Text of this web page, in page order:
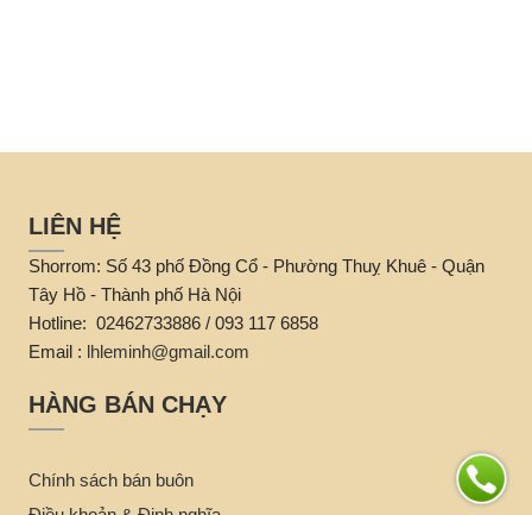
LIÊN HỆ
Shorrom: Số 43 phố Đồng Cổ - Phường Thuỵ Khuê - Quận
Tây Hồ - Thành phố Hà Nội
Hotline: 02462733886 / 093 117 6858
Email : lhleminh@gmail.com
HÀNG BÁN CHẠY
Chính sách bán buôn